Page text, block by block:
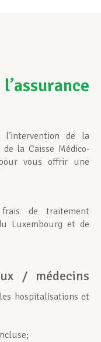
l’intervention de la
la Caisse Médico-
vous offrir une
de traitement
Luxembourg et de
/ médecins
hospitalisations et